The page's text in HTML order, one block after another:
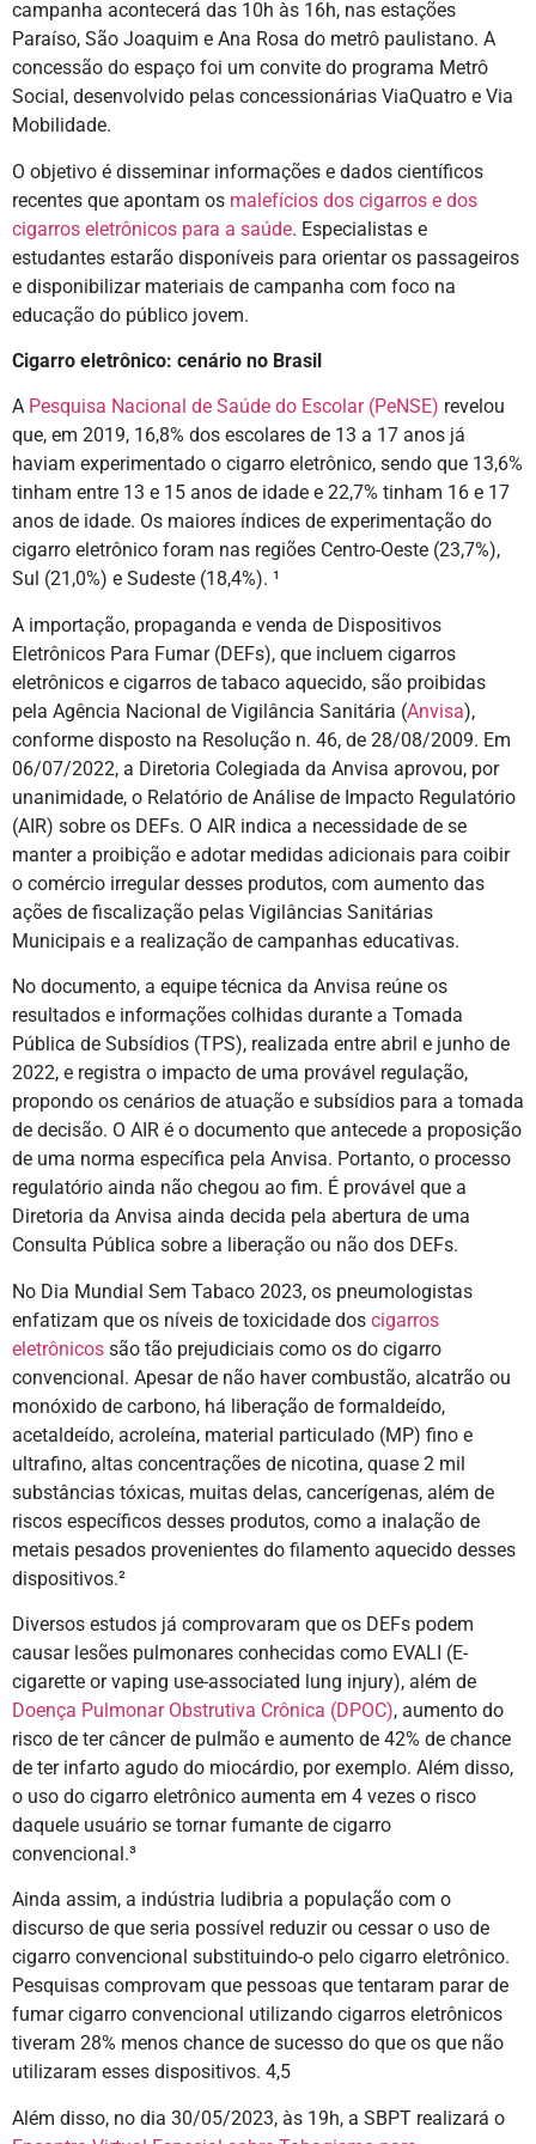
campanha acontecerá das 10h às 16h, nas estações
Paraíso, São Joaquim e Ana Rosa do metrô paulistano. A
concessão do espaço foi um convite do programa Metrô
Social, desenvolvido pelas concessionárias ViaQuatro e Via
Mobilidade.
O objetivo é disseminar informações e dados científicos
recentes que apontam os malefícios dos cigarros e dos
cigarros eletrônicos para a saúde. Especialistas e
estudantes estarão disponíveis para orientar os passageiros
e disponibilizar materiais de campanha com foco na
educação do público jovem.
Cigarro eletrônico: cenário no Brasil
A Pesquisa Nacional de Saúde do Escolar (PeNSE) revelou
que, em 2019, 16,8% dos escolares de 13 a 17 anos já
haviam experimentado o cigarro eletrônico, sendo que 13,6%
tinham entre 13 e 15 anos de idade e 22,7% tinham 16 e 17
anos de idade. Os maiores índices de experimentação do
cigarro eletrônico foram nas regiões Centro-Oeste (23,7%),
Sul (21,0%) e Sudeste (18,4%). ¹
A importação, propaganda e venda de Dispositivos
Eletrônicos Para Fumar (DEFs), que incluem cigarros
eletrônicos e cigarros de tabaco aquecido, são proibidas
pela Agência Nacional de Vigilância Sanitária (Anvisa),
conforme disposto na Resolução n. 46, de 28/08/2009. Em
06/07/2022, a Diretoria Colegiada da Anvisa aprovou, por
unanimidade, o Relatório de Análise de Impacto Regulatório
(AIR) sobre os DEFs. O AIR indica a necessidade de se
manter a proibição e adotar medidas adicionais para coibir
o comércio irregular desses produtos, com aumento das
ações de fiscalização pelas Vigilâncias Sanitárias
Municipais e a realização de campanhas educativas.
No documento, a equipe técnica da Anvisa reúne os
resultados e informações colhidas durante a Tomada
Pública de Subsídios (TPS), realizada entre abril e junho de
2022, e registra o impacto de uma provável regulação,
propondo os cenários de atuação e subsídios para a tomada
de decisão. O AIR é o documento que antecede a proposição
de uma norma específica pela Anvisa. Portanto, o processo
regulatório ainda não chegou ao fim. É provável que a
Diretoria da Anvisa ainda decida pela abertura de uma
Consulta Pública sobre a liberação ou não dos DEFs.
No Dia Mundial Sem Tabaco 2023, os pneumologistas
enfatizam que os níveis de toxicidade dos cigarros
eletrônicos são tão prejudiciais como os do cigarro
convencional. Apesar de não haver combustão, alcatrão ou
monóxido de carbono, há liberação de formaldeído,
acetaldeído, acroleína, material particulado (MP) fino e
ultrafino, altas concentrações de nicotina, quase 2 mil
substâncias tóxicas, muitas delas, cancerígenas, além de
riscos específicos desses produtos, como a inalação de
metais pesados provenientes do filamento aquecido desses
dispositivos.²
Diversos estudos já comprovaram que os DEFs podem
causar lesões pulmonares conhecidas como EVALI (E-
cigarette or vaping use-associated lung injury), além de
Doença Pulmonar Obstrutiva Crônica (DPOC), aumento do
risco de ter câncer de pulmão e aumento de 42% de chance
de ter infarto agudo do miocárdio, por exemplo. Além disso,
o uso do cigarro eletrônico aumenta em 4 vezes o risco
daquele usuário se tornar fumante de cigarro
convencional.³
Ainda assim, a indústria ludibria a população com o
discurso de que seria possível reduzir ou cessar o uso de
cigarro convencional substituindo-o pelo cigarro eletrônico.
Pesquisas comprovam que pessoas que tentaram parar de
fumar cigarro convencional utilizando cigarros eletrônicos
tiveram 28% menos chance de sucesso do que os que não
utilizaram esses dispositivos. 4,5
Além disso, no dia 30/05/2023, às 19h, a SBPT realizará o